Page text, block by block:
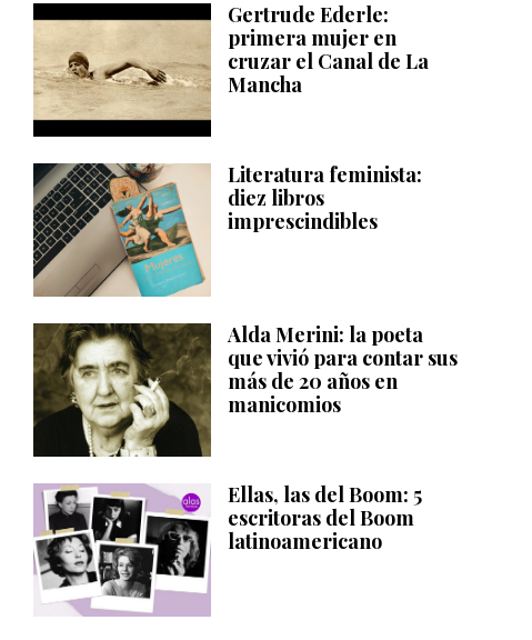
Gertrude Ederle:
primera mujer en
cruzar el Canal de La
Mancha
Literatura feminista:
diez libros
imprescindibles
Alda Merini: la poeta
que vivió para contar sus
más de 20 años en
manicomios
Ellas, las del Boom: 5
escritoras del Boom
latinoamericano